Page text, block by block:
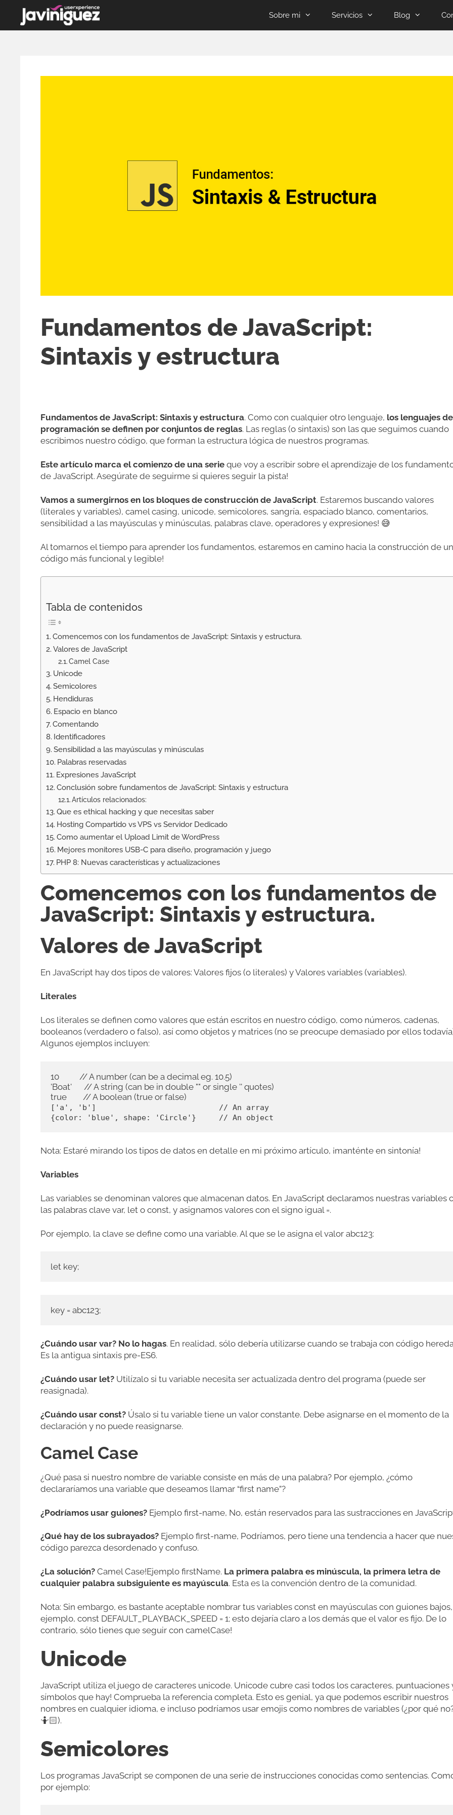
Sobre mi Servicios Blog
Fundamentos de JavaScript:
Sintaxis y estructura
Fundamentos de JavaScript: Sintaxis y estructura. Como con cualquier otro lenguaje, los lenguajes de
programación se definen por conjuntos de reglas. Las reglas (o sintaxis) son las que seguimos cuando
escribimos nuestro código, que forman la estructura lógica de nuestros programas.
Este artículo marca el comienzo de una serieque voy a escribir sobre el aprendizaje de los
de JavaScript. Asegúrate de seguirme si quieres seguir la pista!
Vamos a sumergirnos en los bloques de construcción de JavaScript. Estaremos buscando valores
(literales y variables), camel casing, unicode, semicolores, sangría, espaciado blanco, comentarios,
sensibilidad a las mayúsculas y minúsculas, palabras clave, operadores y expresiones! 😅
Al tomarnos el tiempo para aprender los fundamentos, estaremos en camino hacia la construcción de un
código más funcional y legible!
Tabla de contenidos
Comencemos con los fundamentos de JavaScript: Sintaxis y estructura.
Valores de JavaScript
Camel Case
Unicode
Semicolores
Hendiduras
Espacio en blanco
Comentando
Identificadores
Sensibilidad a las mayúsculas y minúsculas
Palabras reservadas
Expresiones JavaScript
Conclusión sobre fundamentos de JavaScript: Sintaxis y estructura
Artículos relacionados:
Que es ethical hacking y que necesitas saber
Hosting Compartido vs VPS vs Servidor Dedicado
Como aumentar el Upload Limit de WordPress
Mejores monitores USB-C para diseño, programación y juego
PHP 8: Nuevas características y actualizaciones
Comencemos con los fundamentos de
JavaScript: Sintaxis y estructura.
Valores de JavaScript
En JavaScript hay dos tipos de valores: Valores fijos (o literales) y Valores variables (variables).
Literales
Los literales se definen como valores que están escritos en nuestro código, como números, cadenas,
booleanos (verdadero o falso), así como objetos y matrices (no se preocupe demasiado por ellos
Algunos ejemplos incluyen:
10          // A number (can be a decimal eg. 10.5)
'Boat'      // A string (can be in double "" or single '' quotes)
['a', 'b']                           // An array
{color: 'blue', shape: 'Circle'}     // An object
Nota: Estaré mirando los tipos de datos en detalle en mi próximo artículo, ¡manténte en sintonía!
Variables
Las variables se denominan valores que almacenan datos. En JavaScript declaramos nuestras variables
las palabras clave var, let o const, y asignamos valores con el signo igual =.
Por ejemplo, la clave se define como una variable. Al que se le asigna el valor abc123:
let key;
key = abc123;
¿Cuándo usar var? No lo hagas. En realidad, sólo debería utilizarse cuando se trabaja con código
Es la antigua sintaxis pre-ES6.
¿Cuándo usar let?Utilízalo si tu variable necesita ser actualizada dentro del programa (puede ser
reasignada).
¿Cuándo usar const?Úsalo si tu variable tiene un valor constante. Debe asignarse en el momento de la
declaración y no puede reasignarse.
Camel Case
¿Qué pasa si nuestro nombre de variable consiste en más de una palabra? Por ejemplo, ¿cómo
declararíamos una variable que deseamos llamar “first name”?
¿Podríamos usar guiones?Ejemplo first-name, No, están reservados para las sustracciones en
¿Qué hay de los subrayados?Ejemplo first-name, Podríamos, pero tiene una tendencia a hacer que
código parezca desordenado y confuso.
¿La solución?Camel Case!Ejemplo firstName. La primera palabra es minúscula, la primera letra de
cualquier palabra subsiguiente es mayúscula. Esta es la convención dentro de la comunidad.
Nota: Sin embargo, es bastante aceptable nombrar tus variables const en mayúsculas con guiones
ejemplo, const DEFAULT_PLAYBACK_SPEED = 1; esto dejaría claro a los demás que el valor es fijo. De lo
contrario, sólo tienes que seguir con camelCase!
Unicode
JavaScript utiliza el juego de caracteres unicode. Unicode cubre casi todos los caracteres, puntuaciones
símbolos que hay! Comprueba la referencia completa. Esto es genial, ya que podemos escribir nuestros
nombres en cualquier idioma, e incluso podríamos usar emojis como nombres de variables (¿por qué
🤷🏻).
Semicolores
Los programas JavaScript se componen de una serie de instrucciones conocidas como sentencias.
por ejemplo: